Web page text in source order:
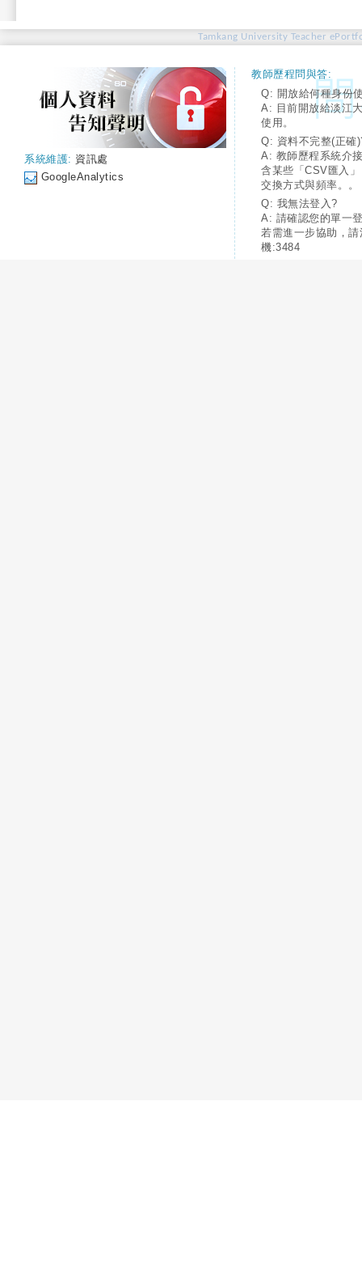
Tamkang University Teacher
系統維護: 資訊處
GoogleAnalytics
教師歷程問與答:
Q: 開放給何種身份
A: 目前開放給淡江
使用。
Q: 資料不完整(正確
A: 教師歷程系統介
含某些「CSV匯入
交換方式與頻率。。
Q: 我無法登入?
A: 請確認您的單一
若需進一步協助，
機:3484